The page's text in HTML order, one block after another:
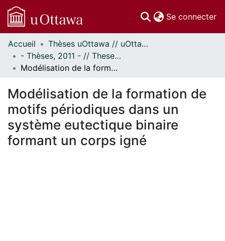
Se connecter
Communautés
et collections
Parcourir
À propos
Accueil
Thèses uOttawa // uOttawa Theses
- Thèses, 2011 - // Theses, 2011 -
Modélisation de la formation de motifs périodiques dans un système eutectique binaire formant un corps igné
Modélisation de la formation de
motifs périodiques dans un
système eutectique binaire
formant un corps igné